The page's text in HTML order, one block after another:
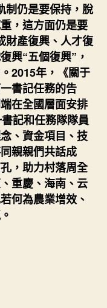
制仍是要保持，脫
，這方面仍是要
財產復興、人才復
興“五個復興”，
2015年，《關于
書記任務的告
在全國層面安排
記和任務隊隊員
、資金項目、技
親親們共話成
，助力村落周全
重慶、海南、云
何為農業增效、